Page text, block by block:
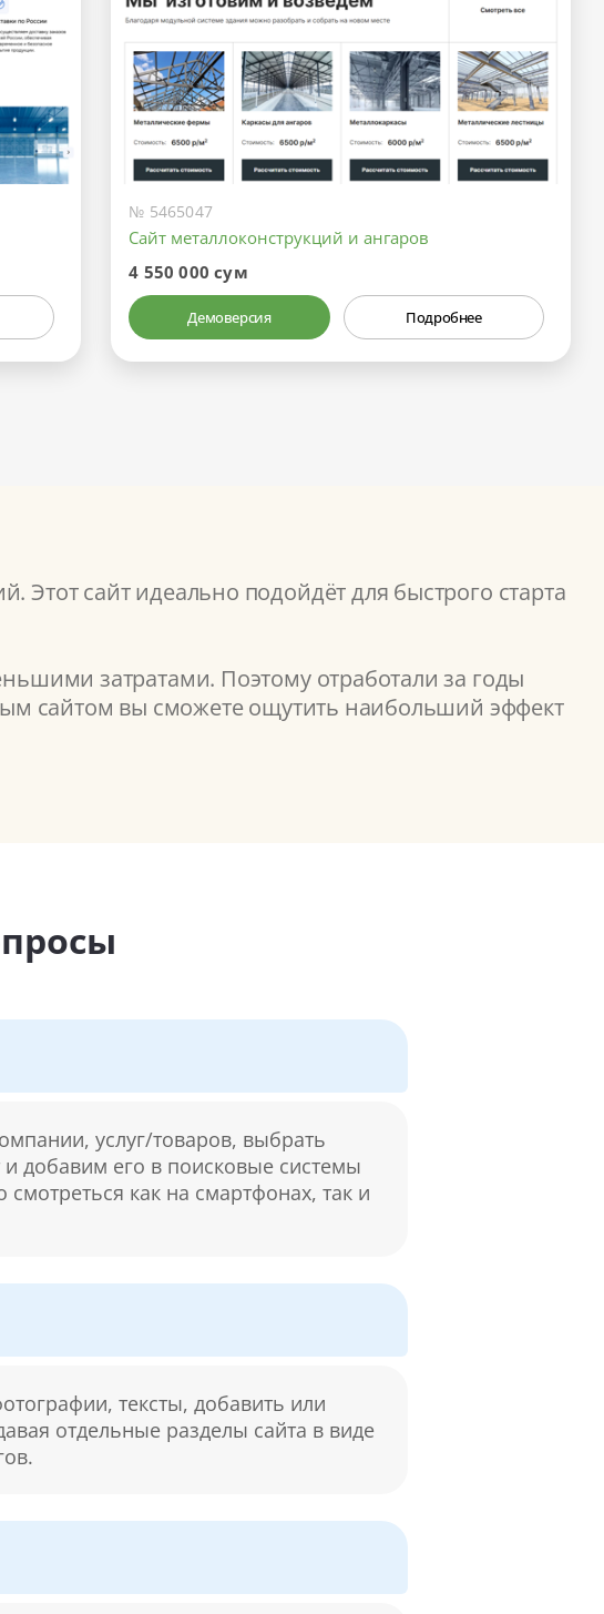
№ 5465047
Сайт металлоконструкций и ангаров
4 550 000 сум
Демоверсия Подробнее
Этот сайт идеально подойдёт для быстрого старта
затратами. Поэтому отработали за годы
сайтом вы сможете ощутить наибольший эффект
услуг/товаров, выбрать
добавим его в поисковые системы
как на смартфонах, так и
тексты, добавить или
отдельные разделы сайта в виде